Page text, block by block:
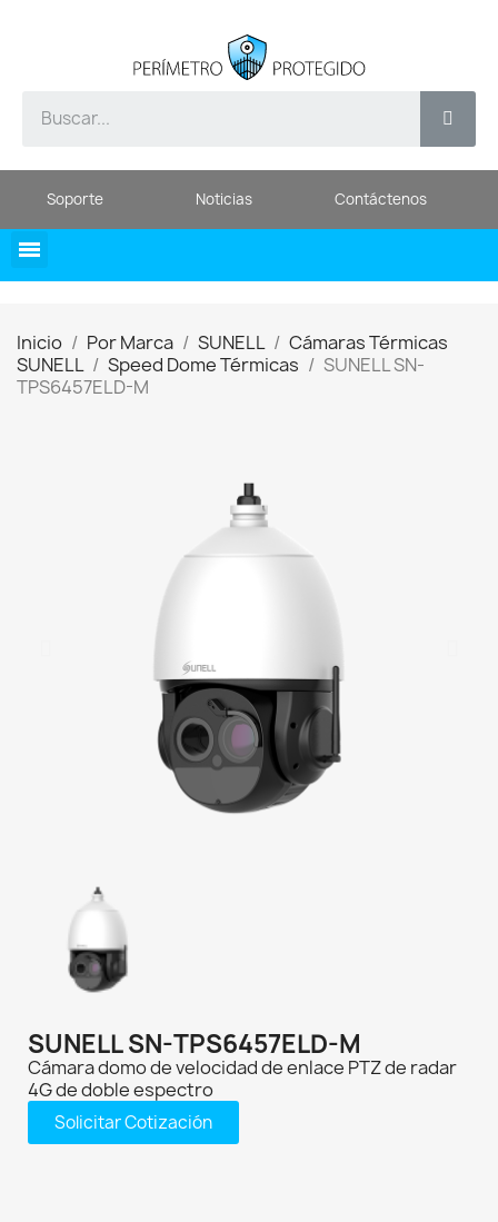
Soporte Noticias Contáctenos
Inicio Por Marca SUNELL
Cámaras Térmicas
SUNELL
Speed Dome Térmicas
SUNELL SN-
TPS6457ELD-M
SUNELL SN-TPS6457ELD-M
Cámara domo de velocidad de enlace PTZ de radar
4G de doble espectro
Solicitar Cotización